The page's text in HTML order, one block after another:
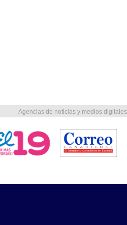
Agencias de noticias y medios digitales